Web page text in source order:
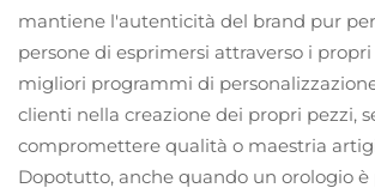
mantiene l'autenticità del brand pur
persone di esprimersi attraverso i propri
migliori programmi di
clienti nella creazione dei propri pezzi,
compromettere qualità o maestria
Dopotutto, anche quando un orologio è